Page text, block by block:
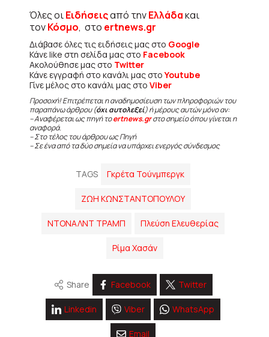
Όλες οιΕιδήσειςαπό τηνΕλλάδακαι
τονΚόσμο, στο ertnews.gr
Διάβασε όλες τις ειδήσεις μας στο Google
Κάνε like στη σελίδα μας στο Facebook
Ακολούθησε μας στο Twitter
Κάνε εγγραφή στο κανάλι μας στοYoutube
Γίνε μέλος στο κανάλι μας στο Viber
Προσοχή! Επιτρέπεται η αναδημοσίευση των πληροφοριών του
παραπάνω άρθρου (όχι αυτολεξεί) ή μέρους αυτών μόνο αν:
– Αναφέρεται ως πηγή τοertnews.grστο σημείο όπου γίνεται η
αναφορά.
– Στο τέλος του άρθρου ως Πηγή
– Σε ένα από τα δύο σημεία να υπάρχει ενεργός σύνδεσμος
TAGS Γκρέτα Τούνμπεργκ
ΖΩΗ ΚΩΝΣΤΑΝΤΟΠΟΥΛΟΥ
ΝΤΟΝΑΛΝΤ ΤΡΑΜΠ Πλεύση Ελευθερίας
Ρίμα Χασάν
Share Facebook Twitter
Linkedin Viber WhatsApp
Email